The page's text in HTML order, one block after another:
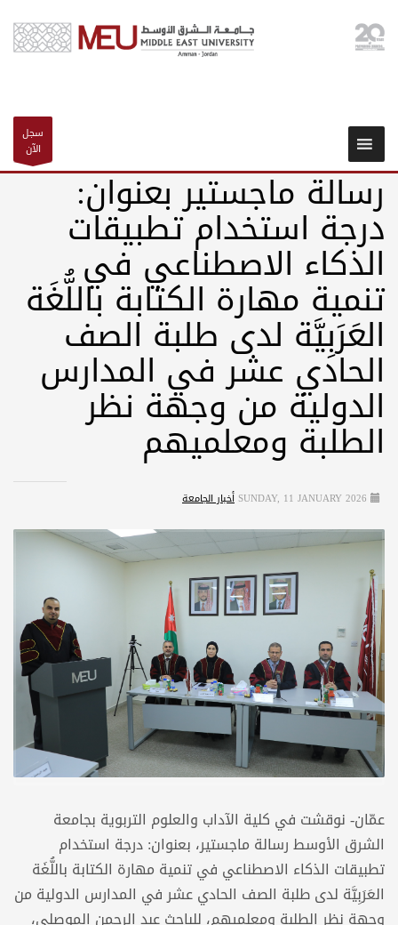
سجل
الآن
رسالة ماجستير بعنوان:
درجة استخدام تطبیقات
الذکاء الاصطناعي في
تنمیة مھارة الكتابة باللُّغَة
العَرَبِيَّة لدی طلبة الصف
الحادي عشر في المدارس
الدولیة من وجھة نظر
الطلبة ومعلميھم
SUNDAY, 11 JANUARY 2026 أخبار الجامعة
عمّان- نوقشت في كلية الآداب والعلوم التربوية بجامعة
الشرق الأوسط رسالة ماجستير، بعنوان: درجة استخدام
تطبیقات الذکاء الاصطناعي في تنمیة مھارة الكتابة باللُّغَة
العَرَبِيَّة لدی طلبة الصف الحادي عشر في المدارس الدولیة من
وجھة نظر الطلبة ومعلميھم، للباحث عبد الرحمن الموصلي،